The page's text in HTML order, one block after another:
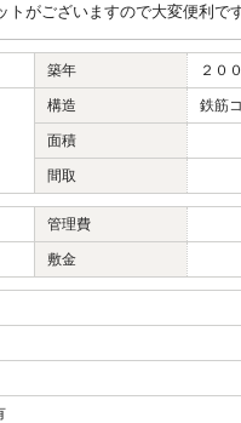
がございますので大変便利です
築年 ２０
構造 鉄筋
面積
間取
管理費
敷金